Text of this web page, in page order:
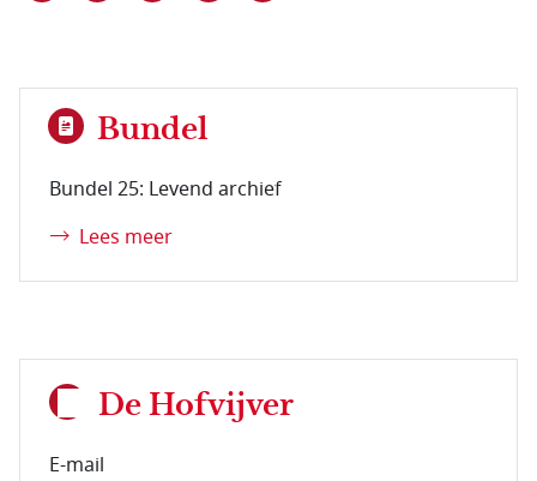
Bundel
Bundel 25: Levend archief
Lees meer
De Hofvijver
E-mail